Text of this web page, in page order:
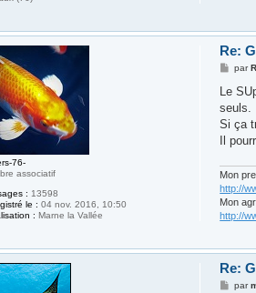
76-
associatif
: 13598
le : 04 nov. 2016, 10:50
: Marne la Vallée
Re:
M
s
a
g
e
par
Le
seuls.
Si ça
Il
Mon
http://
Mon
http://
Re:
Mpar